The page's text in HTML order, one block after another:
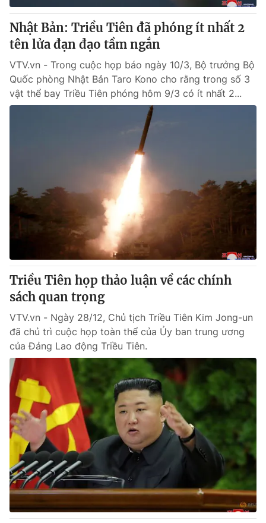
Nhật Bản: Triều Tiên đã phóng ít nhất 2
tên lửa đạn đạo tầm ngắn
VTV.vn - Trong cuộc họp báo ngày 10/3, Bộ trưởng Bộ
Quốc phòng Nhật Bản Taro Kono cho rằng trong số 3
vật thể bay Triều Tiên phóng hôm 9/3 có ít nhất 2...
Triều Tiên họp thảo luận về các chính
sách quan trọng
VTV.vn - Ngày 28/12, Chủ tịch Triều Tiên Kim Jong-un
đã chủ trì cuộc họp toàn thể của Ủy ban trung ương
của Đảng Lao động Triều Tiên.